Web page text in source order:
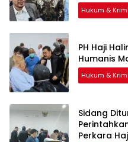
Hukum &
PH Haji
Humanis
Hukum &
Sidang
Perkara